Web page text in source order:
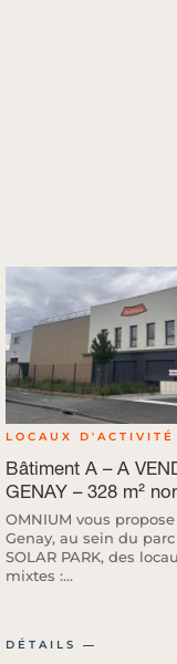
LOCAUX D'ACTIVITÉ
Bâtiment A – A
GENAY – 328 m²
OMNIUM vous
Genay, au sein du
SOLAR PARK, des
mixtes :...
DÉTAILS ―